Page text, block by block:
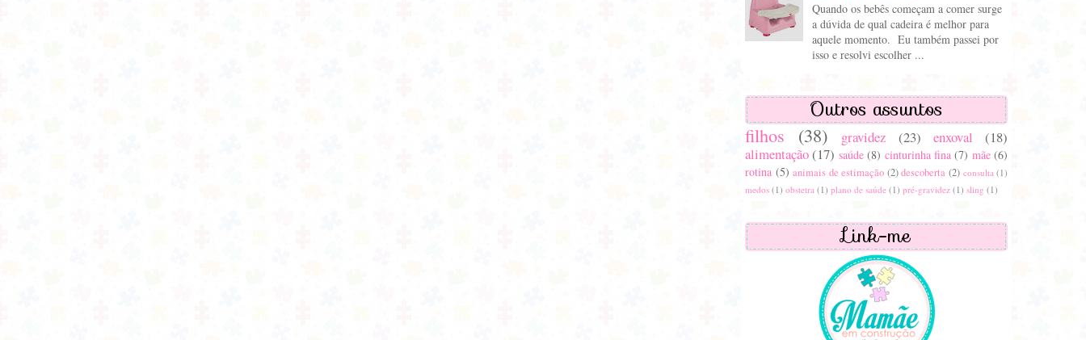
Quando os bebês começam a comer surge
a dúvida de qual cadeira é melhor para
aquele momento. Eu também passei por
isso e resolvi escolher ...
Outros assuntos
filhos (38) gravidez (23) enxoval
(18)
alimentação(17) saúde (8) cinturinha fina (7) mãe (6)
rotina (5) animais de estimação (2) descoberta (2) consulta (1)
medos (1) obstetra (1) plano de saúde (1) pré-gravidez (1) sling (1)
Link-me